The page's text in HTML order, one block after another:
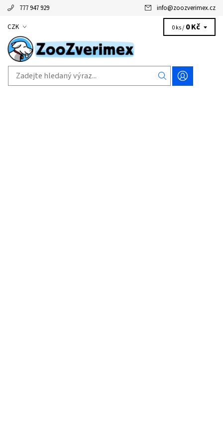
777 947 929 info@zoozverimex.cz
CZK 0 ks / 0 Kč